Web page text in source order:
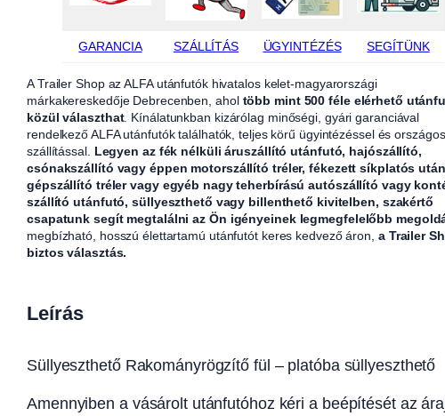
GARANCIA SZÁLLÍTÁS ÜGYINTÉZÉS SEGÍTÜNK
A Trailer Shop az ALFA utánfutók hivatalos kelet-magyarországi
márkakereskedője Debrecenben, ahol több mint 500 féle elérhető
közül választhat. Kínálatunkban kizárólag minőségi, gyári garanciával
rendelkező ALFA utánfutók találhatók, teljes körű ügyintézéssel és országos
szállítással. Legyen az fék nélküli áruszállító utánfutó, hajószállító,
csónakszállító vagy éppen motorszállító tréler, fékezett síkplatós
gépszállító tréler vagy egyéb nagy teherbírású autószállító vagy
szállító utánfutó, süllyeszthető vagy billenthető kivitelben, szakértő
csapatunk segít megtalálni az Ön igényeinek legmegfelelőbb
megbízható, hosszú élettartamú utánfutót keres kedvező áron, a Trailer
biztos választás.
Leírás
Süllyeszthető Rakományrögzítő fül – platóba süllyeszthető
Amennyiben a vásárolt utánfutóhoz kéri a beépítését az